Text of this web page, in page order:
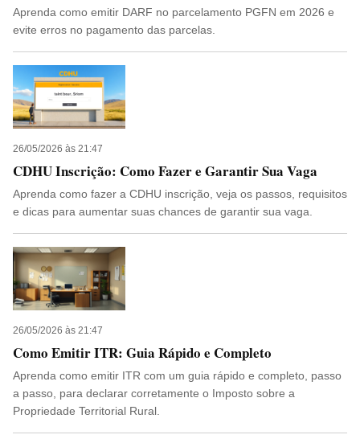
Aprenda como emitir DARF no parcelamento PGFN em 2026 e
evite erros no pagamento das parcelas.
26/05/2026 às 21:47
CDHU Inscrição: Como Fazer e Garantir Sua Vaga
Aprenda como fazer a CDHU inscrição, veja os passos, requisitos
e dicas para aumentar suas chances de garantir sua vaga.
26/05/2026 às 21:47
Como Emitir ITR: Guia Rápido e Completo
Aprenda como emitir ITR com um guia rápido e completo, passo
a passo, para declarar corretamente o Imposto sobre a
Propriedade Territorial Rural.